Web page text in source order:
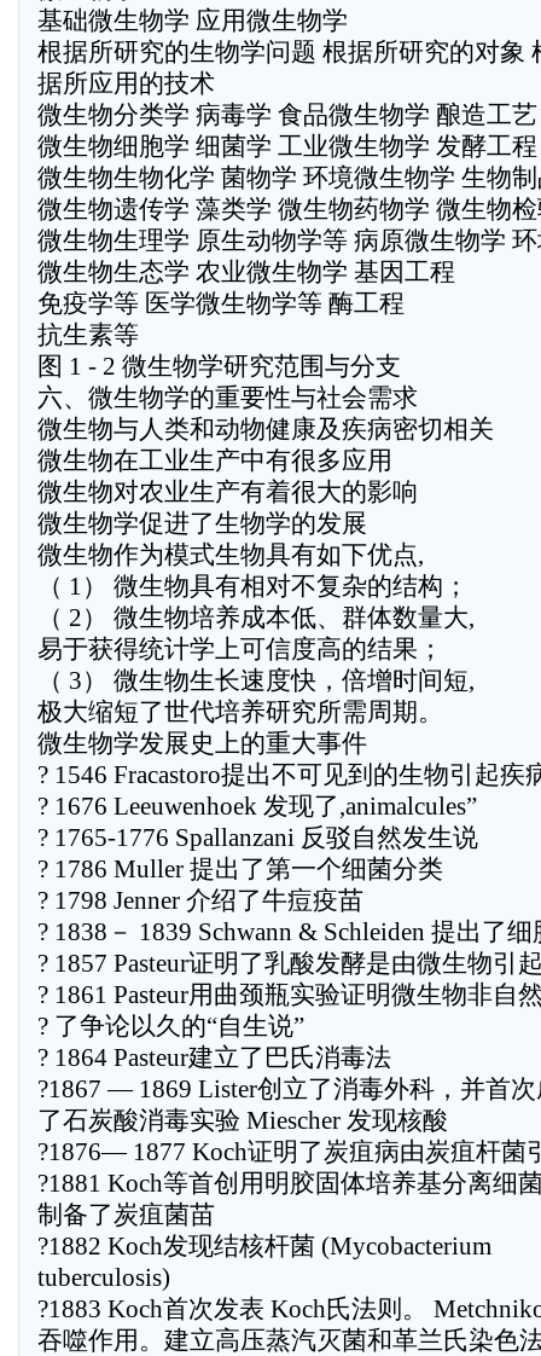
基础微生物学 应用微生物学
根据所研究的生物学问题 根据所研究的对象
据所应用的技术
微生物分类学 病毒学 食品微生物学 酿造工艺
微生物细胞学 细菌学 工业微生物学 发酵工程
微生物生物化学 菌物学 环境微生物学 生物
微生物遗传学 藻类学 微生物药物学 微生物
微生物生理学 原生动物学等 病原微生物学
微生物生态学 农业微生物学 基因工程
免疫学等 医学微生物学等 酶工程
抗生素等
图 1 - 2 微生物学研究范围与分支
六、微生物学的重要性与社会需求
微生物与人类和动物健康及疾病密切相关
微生物在工业生产中有很多应用
微生物对农业生产有着很大的影响
微生物学促进了生物学的发展
微生物作为模式生物具有如下优点,
（ 1） 微生物具有相对不复杂的结构；
（ 2） 微生物培养成本低、群体数量大,
易于获得统计学上可信度高的结果；
（ 3） 微生物生长速度快，倍增时间短,
极大缩短了世代培养研究所需周期。
微生物学发展史上的重大事件
? 1546 Fracastoro提出不可见到的生物引起疾
? 1676 Leeuwenhoek 发现了,animalcules”
? 1765-1776 Spallanzani 反驳自然发生说
? 1786 Muller 提出了第一个细菌分类
? 1798 Jenner 介绍了牛痘疫苗
? 1838－ 1839 Schwann & Schleiden 提出了
? 1857 Pasteur证明了乳酸发酵是由微生物引
? 1861 Pasteur用曲颈瓶实验证明微生物非自
? 了争论以久的“自生说”
? 1864 Pasteur建立了巴氏消毒法
?1867 — 1869 Lister创立了消毒外科，并首
了石炭酸消毒实验 Miescher 发现核酸
?1876— 1877 Koch证明了炭疽病由炭疽杆菌
?1881 Koch等首创用明胶固体培养基分离细
制备了炭疽菌苗
?1882 Koch发现结核杆菌 (Mycobacterium
tuberculosis)
?1883 Koch首次发表 Koch氏法则。
吞噬作用。建立高压蒸汽灭菌和革兰氏染色